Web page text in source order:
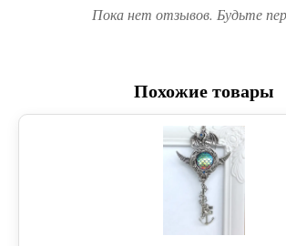
Пока нет отзывов. Будьте
Похожие товары